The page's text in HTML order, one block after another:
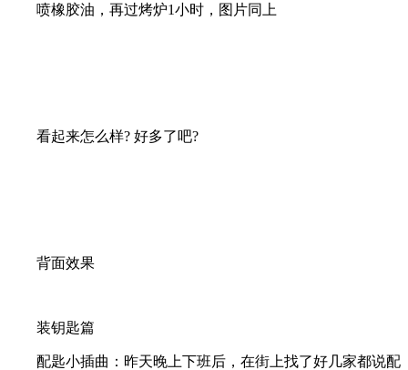
喷橡胶油，再过烤炉1小时，图片同上
看起来怎么样? 好多了吧?
背面效果
装钥匙篇
配匙小插曲：昨天晚上下班后，在街上找了好几家都说配